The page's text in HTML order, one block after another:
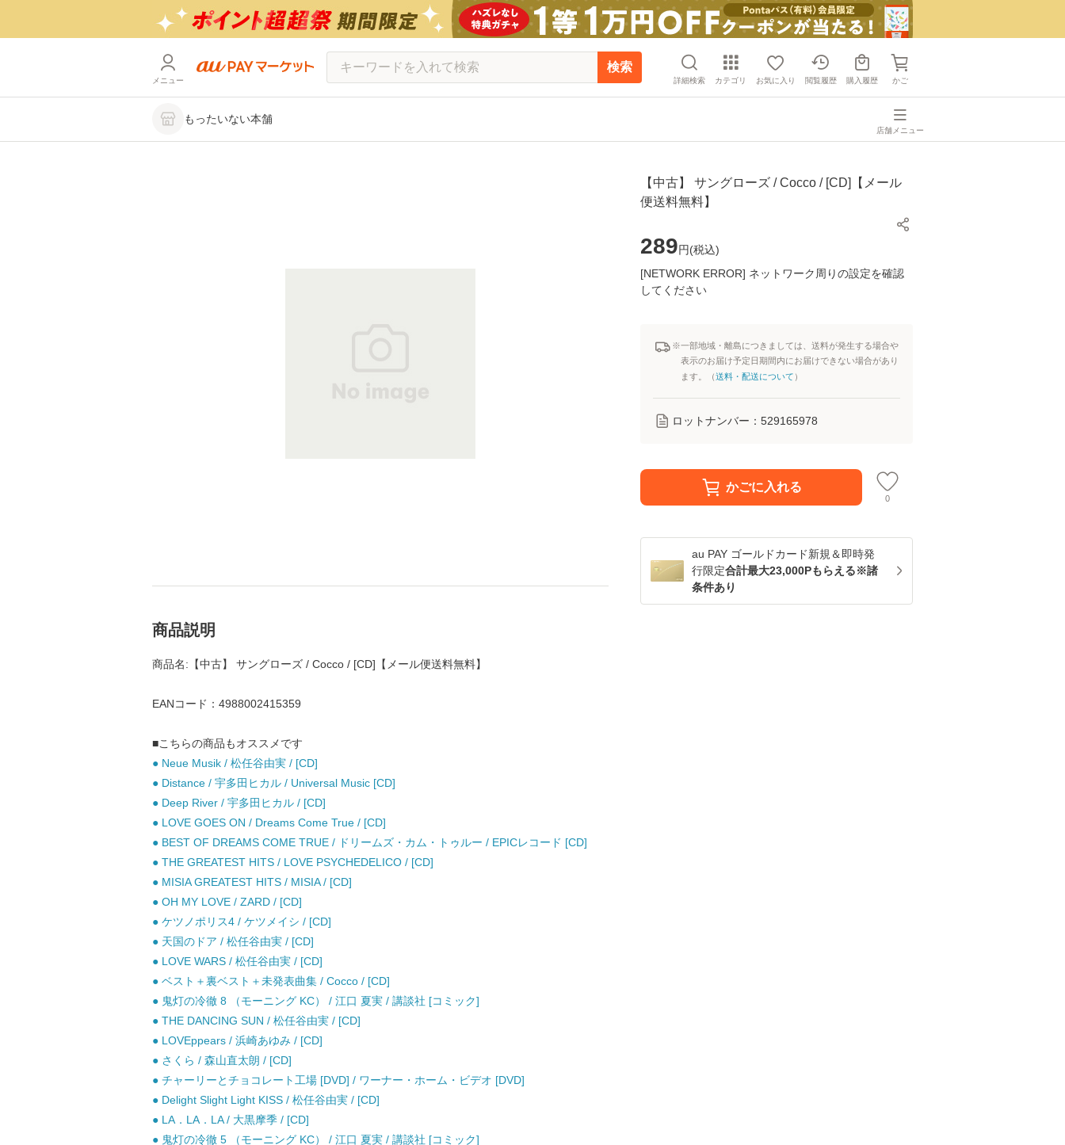
メニュー
検索
詳細検索 カテゴリ お気に入り 閲覧履歴 購入履歴 かご
もったいない本舗
店舗メニュー
【中古】 サングローズ / Cocco / [CD]【メール
便送料無料】
289円(税込)
[NETWORK ERROR] ネットワーク周りの設定を確認
してください
※一部地域・離島につきましては、送料が発生する場合や
表示のお届け予定日期間内にお届けできない場合があり
ます。（送料・配送について ）
ロットナンバー： 529165978
かごに入れる
0
au PAY ゴールドカード新規＆即時発
行限定合計最大23,000Pもらえる※諸
条件あり
商品説明
商品名:【中古】 サングローズ / Cocco / [CD]【メール便送料無料】
EANコード：4988002415359
■こちらの商品もオススメです
● Neue Musik / 松任谷由実 / [CD]
● Distance / 宇多田ヒカル / Universal Music [CD]
● Deep River / 宇多田ヒカル / [CD]
● LOVE GOES ON / Dreams Come True / [CD]
● BEST OF DREAMS COME TRUE / ドリームズ・カム・トゥルー / EPICレコード [CD]
● THE GREATEST HITS / LOVE PSYCHEDELICO / [CD]
● MISIA GREATEST HITS / MISIA / [CD]
● OH MY LOVE / ZARD / [CD]
● ケツノポリス4 / ケツメイシ / [CD]
● 天国のドア / 松任谷由実 / [CD]
● LOVE WARS / 松任谷由実 / [CD]
● ベスト＋裏ベスト＋未発表曲集 / Cocco / [CD]
● 鬼灯の冷徹 8 （モーニング KC） / 江口 夏実 / 講談社 [コミック]
● THE DANCING SUN / 松任谷由実 / [CD]
● LOVEppears / 浜崎あゆみ / [CD]
● さくら / 森山直太朗 / [CD]
● チャーリーとチョコレート工場 [DVD] / ワーナー・ホーム・ビデオ [DVD]
● Delight Slight Light KISS / 松任谷由実 / [CD]
● LA．LA．LA / 大黒摩季 / [CD]
● 鬼灯の冷徹 5 （モーニング KC） / 江口 夏実 / 講談社 [コミック]